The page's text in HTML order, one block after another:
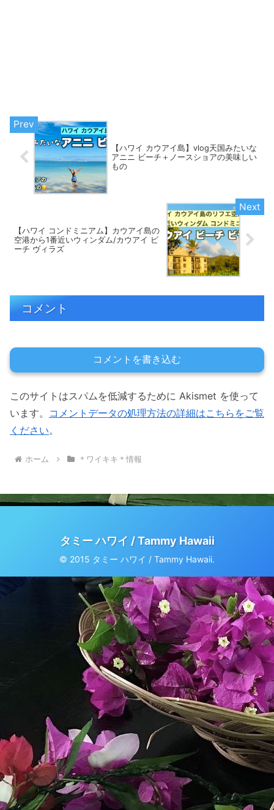
【ハワイ カウアイ島】vlog天国みたいな
アニニ ビーチ＋ノースショアの美味しい
もの
【ハワイ コンドミニアム】カウアイ島の
空港から1番近いウィンダム/カウアイ ビ
ーチ ヴィラズ
コメント
コメントを書き込む
このサイトはスパムを低減するために Akismet を使って
います。 コメントデータの処理方法の詳細はこちらをご覧
ください。
ホーム ＊ワイキキ＊情報
タミー ハワイ / Tammy Hawaii
© 2015 タミー ハワイ / Tammy Hawaii.